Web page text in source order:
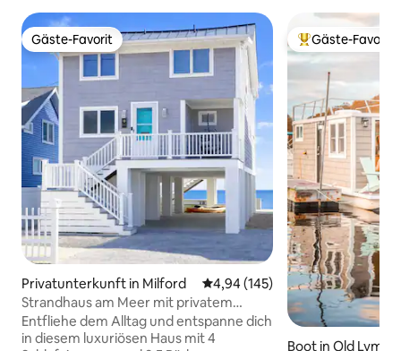
Gäste-Favorit
Gäste-Favorit
Privatunterkunft in Milford Durchschnittliche Bewertung:
4,94 (145)
Strandhaus am Meer mit privatem
Whirlpool
Entfliehe dem Alltag und entspanne dich
in diesem luxuriösen Haus mit 4
Beliebter Gäste-
Gäste-Favorit
Boot in Old Lyme